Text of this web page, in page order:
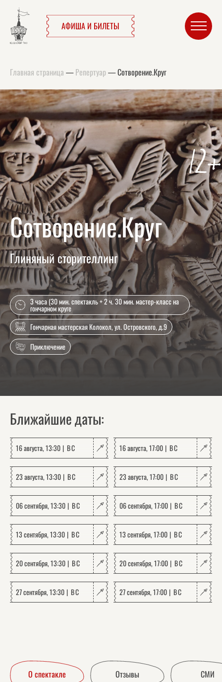
АФИША И БИЛЕТЫ
Главная страница —Репертуар—Сотворение.Круг
12+
Сотворение.Круг
Глиняный сторителлинг
3 часа (30 мин. спектакль + 2 ч. 30 мин. мастер-класс на
гончарном круге
Гончарная мастерская Колокол, ул. Островского, д.9
Приключение
Ближайшие даты:
16 августа, 13:30 ВС 16 августа, 17:00 ВС
23 августа, 13:30 ВС 23 августа, 17:00 ВС
06 сентября, 13:30 ВС 06 сентября, 17:00 ВС
13 сентября, 13:30 ВС 13 сентября, 17:00 ВС
20 сентября, 13:30 ВС 20 сентября, 17:00 ВС
27 сентября, 13:30 ВС 27 сентября, 17:00 ВС
О спектакле Отзывы СМИ